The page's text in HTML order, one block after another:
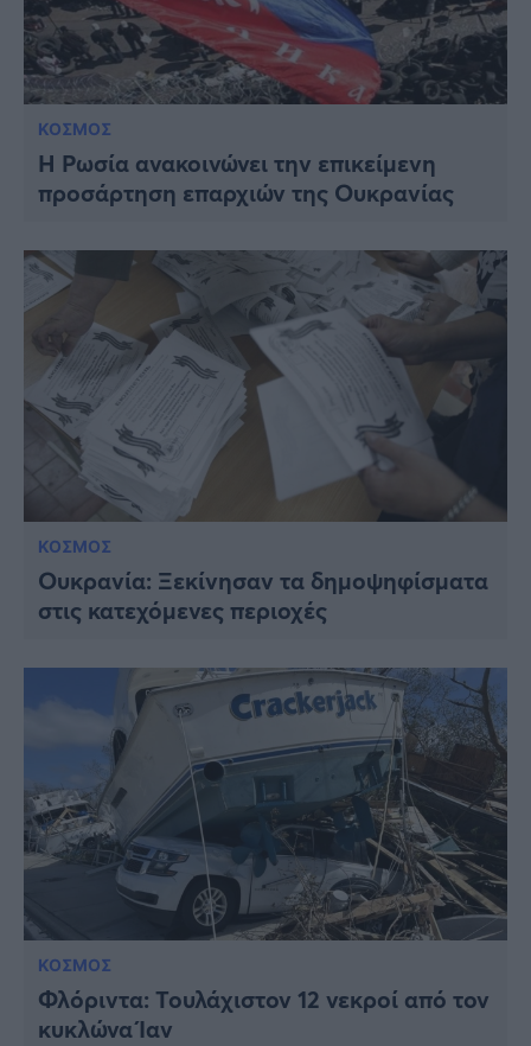
ΚΟΣΜΟΣ
Η Ρωσία ανακοινώνει την επικείμενη
προσάρτηση επαρχιών της Ουκρανίας
ΚΟΣΜΟΣ
Ουκρανία: Ξεκίνησαν τα δημοψηφίσματα
στις κατεχόμενες περιοχές
ΚΟΣΜΟΣ
Φλόριντα: Τουλάχιστον 12 νεκροί από τον
κυκλώνα Ίαν